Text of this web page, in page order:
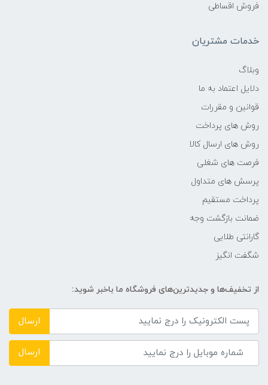
-
زاویه دید (افقی/عمودی)
-
فروش اقساطی
خدمات مشتریان
وبلاگ
دلایل اعتماد به ما
قوانین و مقررات
روش های پرداخت
روش های ارسال کالا
فرصت های شغلی
پرسش های متداول
پرداخت مستقیم
ضمانت بازگشت وجه
گارانتی طلایی
شگفت انگیز
از تخفیف‌ها و جدیدترین‌های فروشگاه ما باخبر شوید:
ارسال
ارسال